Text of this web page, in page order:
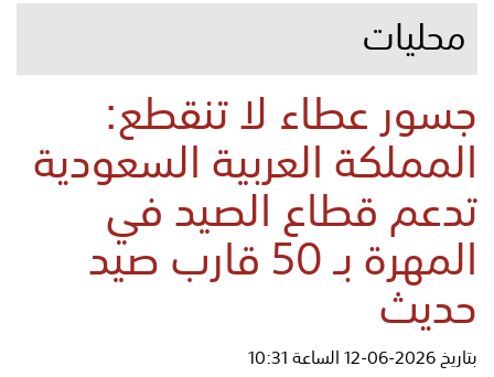
محليات
جسور عطاء لا تنقطع:
المملكة العربية السعودية
تدعم قطاع الصيد في
المهرة بـ 50 قارب صيد
حديث
بتاريخ 2026-06-12 الساعة 10:31